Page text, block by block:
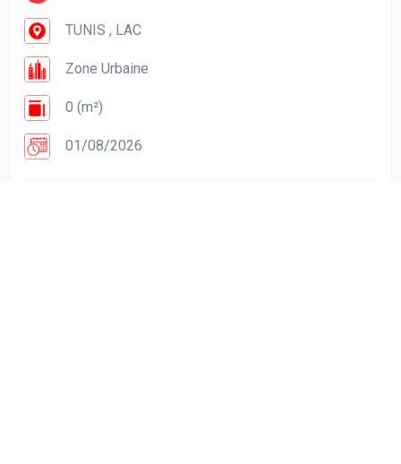
TUNIS , LAC
Zone Urbaine
0 (m²)
01/08/2026